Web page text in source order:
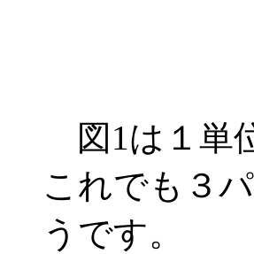
図1は１単
これでも３
うです。